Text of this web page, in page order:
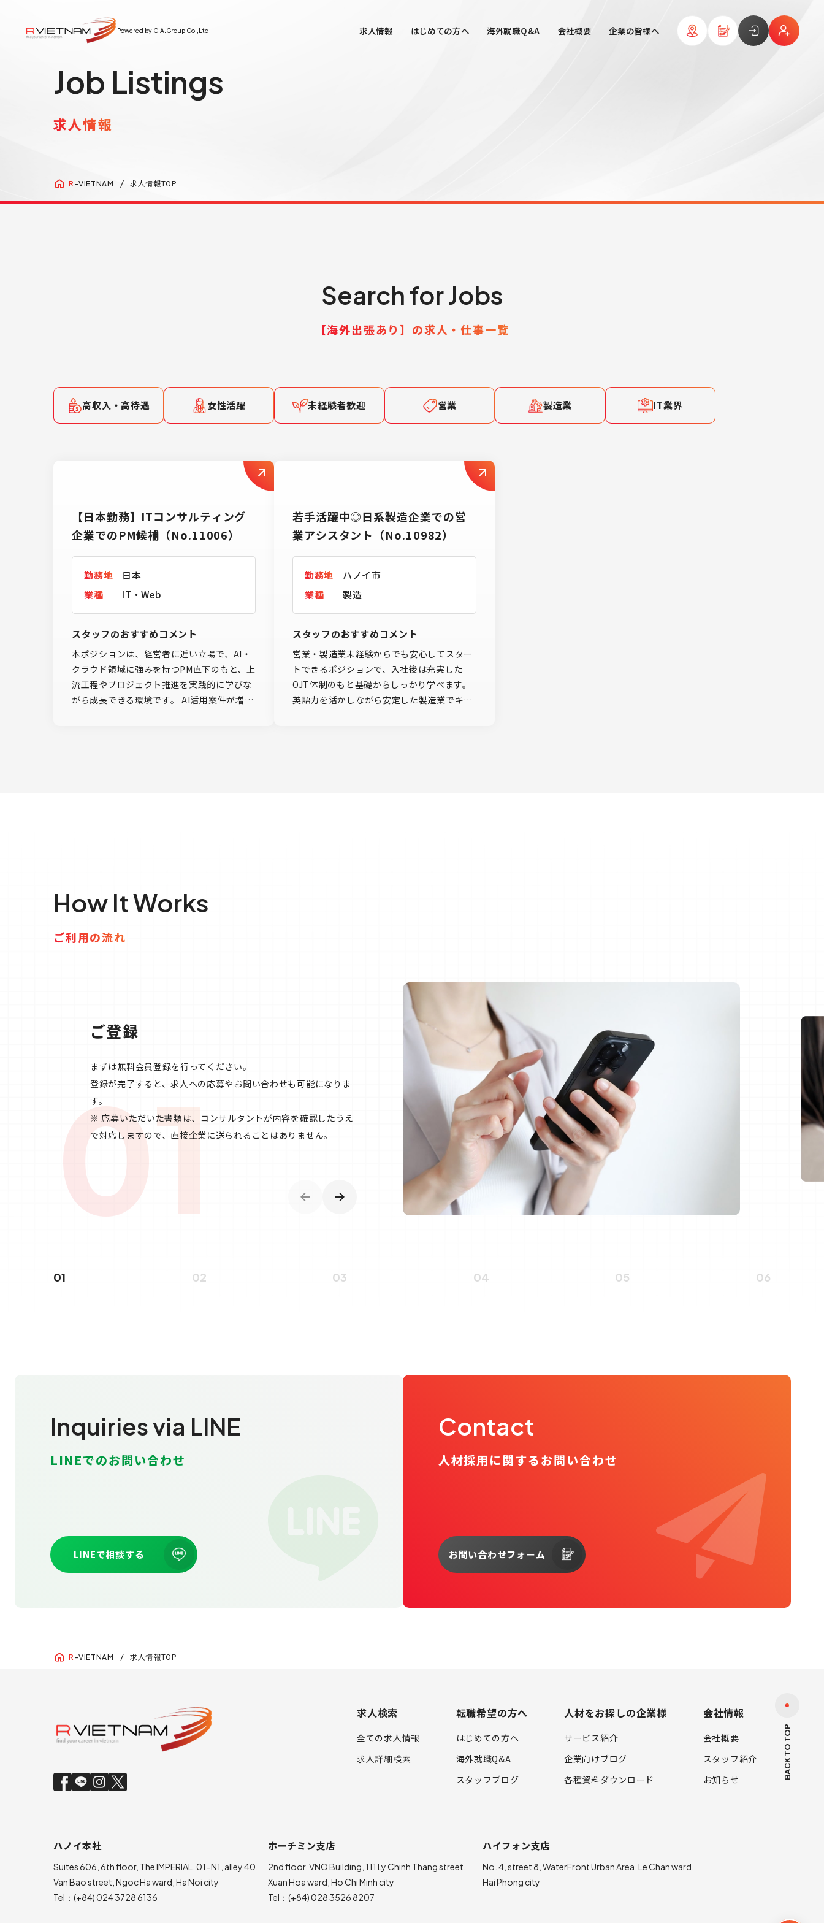
Powered by G.A.Group Co.,Ltd. 求人情報 はじめての方へ 海外就職Q&A 会社概要 企業の皆様へ
Job Listings
求人情報
R -VIETNAM 求人情報TOP
Search for Jobs
【海外出張あり】の求人・仕事一覧
高収入・高待遇 女性活躍 未経験者歓迎 営業 製造業 IT業界
【日本勤務】ITコンサルティング
企業でのPM候補（No.11006）
勤務地
日本
業種
IT・Web
スタッフのおすすめコメント
本ポジションは、経営者に近い立場で、AI・
クラウド領域に強みを持つPM直下のもと、上
流工程やプロジェクト推進を実践的に学びな
がら成長できる環境です。 AI活用案件が増加
若手活躍中◎日系製造企業での営
業アシスタント（No.10982）
勤務地
ハノイ市
業種
製造
スタッフのおすすめコメント
営業・製造業未経験からでも安心してスター
トできるポジションで、入社後は充実した
OJT体制のもと基礎からしっかり学べます。
英語力を活かしながら安定した製造業でキャ
How It Works
ご利用の流れ
01
ご登録
まずは無料会員登録を行ってください。
登録が完了すると、求人への応募やお問い合わせも可能になりま
す。
※ 応募いただいた書類は、コンサルタントが内容を確認したうえ
で対応しますので、直接企業に送られることはありません。
01 02 03 04 05 06
Inquiries via LINE
LINEでのお問い合わせ
LINEで相談する
Contact
人材採用に関するお問い合わせ
お問い合わせフォーム
R -VIETNAM 求人情報TOP
求人検索
全ての求人情報
求人詳細検索
転職希望の方へ
はじめての方へ
海外就職Q&A
スタッフブログ
人材をお探しの企業様
サービス紹介
企業向けブログ
各種資料ダウンロード
会社情報
会社概要
スタッフ紹介
お知らせ
ハノイ本社
Suites 606, 6th floor, The IMPERIAL, 01-N1, alley 40,
Van Bao street, Ngoc Ha ward, Ha Noi city
Tel： (+84) 024 3728 6136
ホーチミン支店
2nd floor, VNO Building, 111 Ly Chinh Thang street,
Xuan Hoa ward, Ho Chi Minh city
Tel： (+84) 028 3526 8207
ハイフォン支店
No. 4, street 8, WaterFront Urban Area, Le Chan ward,
Hai Phong city
BACK TO TOP